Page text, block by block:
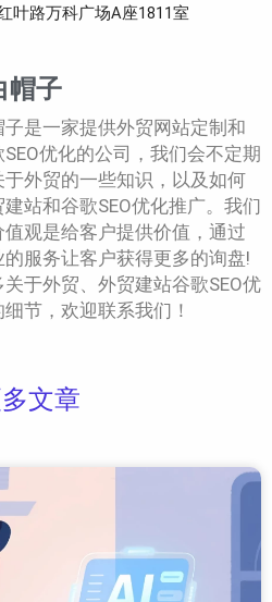
叶路万科广场A座1811室
帽子
子是一家提供外贸网站定制和
优化的公司，我们会不定期
于外贸的一些知识，以及如何
站和谷歌SEO优化推广。我们
值观是给客户提供价值，通过
服务让客户获得更多的询盘!
关于外贸、外贸建站谷歌SEO优
节，欢迎联系我们！
文章